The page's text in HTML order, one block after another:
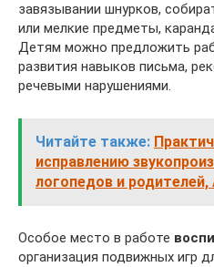
завязывании шнурков,
или мелкие предметы,
Детям можно предложить
развития навыков письма,
речевыми нарушениями.
Читайте также:
исправлению
логопедов и
Особое место в работе
организация подвижных игр